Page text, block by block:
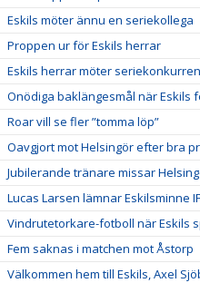
Eskils möter ännu en seriekollega
Proppen ur för Eskils herrar
Eskils herrar möter
Onödiga baklängesmål när Eskils
Roar vill se fler ”tomma löp”
Oavgjort mot Helsingör efter bra
Jubilerande tränare missar
Lucas Larsen lämnar Eskilsminne IF
Vindrutetorkare-fotboll när Eskils
Fem saknas i matchen mot Åstorp
Välkommen hem till Eskils, Axel